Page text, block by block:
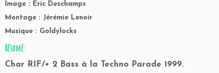
Image : Eric Deschamps
Montage : Jérémie Lenoir
Musique : Goldylocks
Résumé:
Char RIF/+ 2 Bass à la Techno Parade 1999.